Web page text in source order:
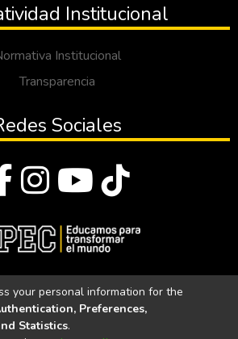
Institucional
Institucional
Transparencia
Sociales
Politécnica Estatal del Carchi
your personal information for the
Preferences,
Statistics.